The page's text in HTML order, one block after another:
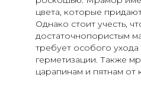
цвета, которые
Однако стоит учесть,
достаточнопористым
требует особого
герметизации. Также
царапинам и пятнам от